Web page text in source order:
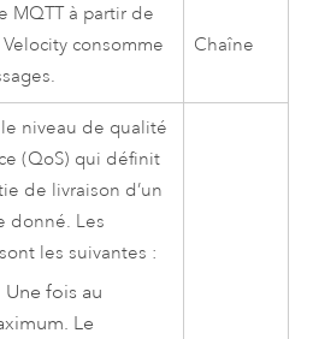
MQTT à partir de
Velocity consomme
Chaîne
niveau de qualité
(QoS) qui définit
de livraison d’un
donné. Les
les suivantes :
Une fois au
Le